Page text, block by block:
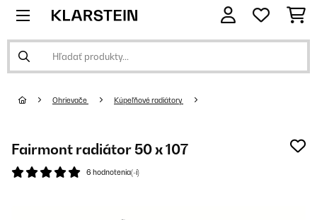
Ohrievače Kúpeľňové radiátory
Fairmont radiátor 50 x 107
6 hodnotenia(-í)